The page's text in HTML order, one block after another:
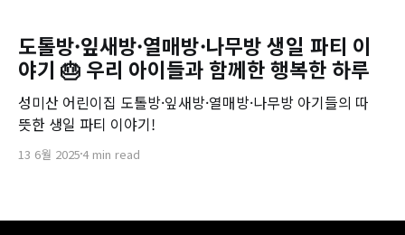
도톨방·잎새방·열매방·나무방 생일 파티 이
야기 🎂 우리 아이들과 함께한 행복한 하루
성미산 어린이집 도톨방·잎새방·열매방·나무방 아기들의 따
뜻한 생일 파티 이야기!
13 6월 2025 4 min read